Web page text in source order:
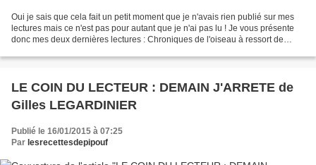
Oui je sais que cela fait un petit moment que je n'avais rien publié sur mes
lectures mais ce n'est pas pour autant que je n'ai pas lu ! Je vous présente
donc mes deux dernières lectures : Chroniques de l'oiseau à ressort de
LE COIN DU LECTEUR : DEMAIN J'ARRETE de
Gilles LEGARDINIER
Publié le 16/01/2015 à 07:25
Par lesrecettesdepipouf